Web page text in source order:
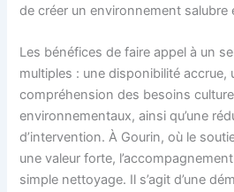
de créer un environnement salubre
Les bénéfices de faire appel à un
multiples : une disponibilité accrue,
compréhension des besoins
environnementaux, ainsi qu’une
d’intervention. À Gourin, où le
une valeur forte,
simple nettoyage. Il s’agit d’une